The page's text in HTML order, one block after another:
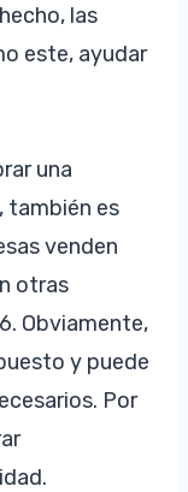
las
este, ayudar
una
también es
venden
otras
Obviamente,
y puede
Por